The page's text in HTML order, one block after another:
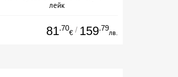
лейк
81.70
€ / 159.79
лв.